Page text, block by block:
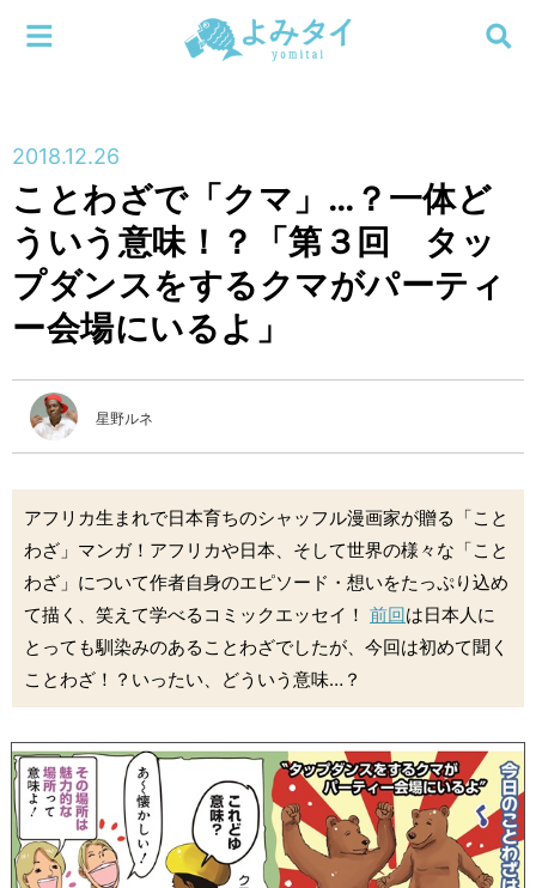
連載
新刊
特集
編集部
検索する
メニューを閉じる
2018.12.26
ことわざで「クマ」…？一体ど
ういう意味！？「第３回 タッ
プダンスをするクマがパーティ
ー会場にいるよ」
星野ルネ
アフリカ生まれで日本育ちのシャッフル漫画家が贈る「こと
わざ」マンガ！アフリカや日本、そして世界の様々な「こと
わざ」について作者自身のエピソード・想いをたっぷり込め
て描く、笑えて学べるコミックエッセイ！ 前回は日本人に
とっても馴染みのあることわざでしたが、今回は初めて聞く
ことわざ！？いったい、どういう意味…？